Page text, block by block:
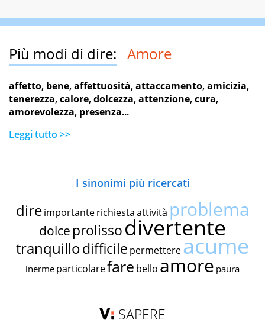
Più modi di dire: Amore
affetto, bene,affettuosità,attaccamento,amicizia,
tenerezza,calore,dolcezza,attenzione,cura,
amorevolezza, presenza...
Leggi tutto >>
I sinonimi più ricercati
dire importante richiestaattività problema
dolce prolissodivertente
tranquillodifficile permettereacume
inerme particolarefare bello amore paura
SAPERE